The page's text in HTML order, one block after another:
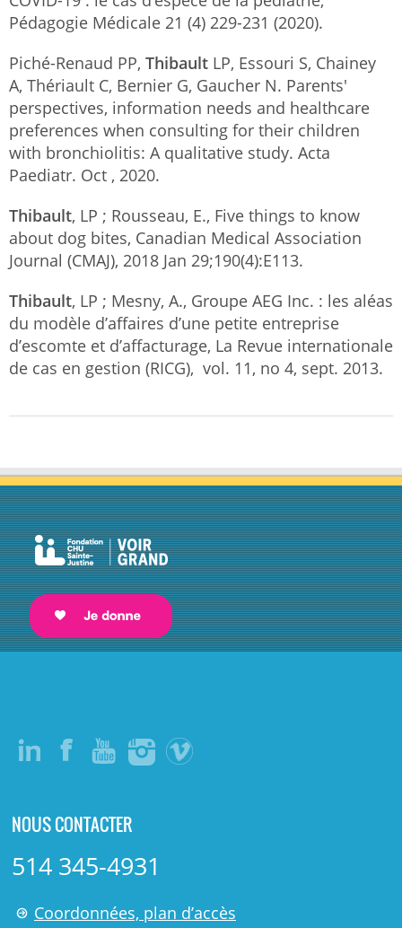
Pédagogie Médicale 21 (4) 229-231 (2020).
Piché-Renaud PP, Thibault LP, Essouri S, Chainey
A, Thériault C, Bernier G, Gaucher N. Parents'
perspectives, information needs and healthcare
preferences when consulting for their children
with bronchiolitis: A qualitative study. Acta
Paediatr. Oct , 2020.
Thibault, LP ; Rousseau, E., Five things to know
about dog bites, Canadian Medical Association
Journal (CMAJ), 2018 Jan 29;190(4):E113.
Thibault, LP ; Mesny, A., Groupe AEG Inc. : les aléas
du modèle d’affaires d’une petite entreprise
d’escomte et d’affacturage, La Revue internationale
de cas en gestion (RICG), vol. 11, no 4, sept. 2013.
NOUS CONTACTER
514 345-4931
Coordonnées, plan d’accès